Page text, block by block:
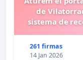
de
sistema de
261 firmas
14 Jan 2026